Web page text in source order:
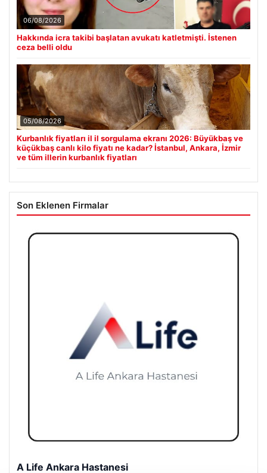
06/08/2026
Hakkında icra takibi başlatan avukatı katletmişti. İstenen
ceza belli oldu
05/08/2026
Kurbanlık fiyatları il il sorgulama ekranı 2026: Büyükbaş ve
küçükbaş canlı kilo fiyatı ne kadar? İstanbul, Ankara, İzmir
ve tüm illerin kurbanlık fiyatları
Son Eklenen Firmalar
A Life Ankara Hastanesi